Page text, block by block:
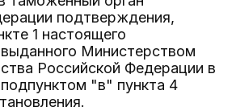
подтверждения,
1 настоящего
Министерством
Российской Федерации в
"в" пункта 4